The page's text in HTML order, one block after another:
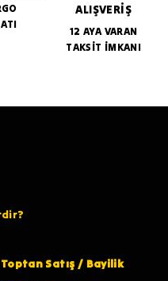
ALIŞVERİŞ
12 AYA VARAN
TAKSİT İMKANI
Toptan Satış / Bayilik